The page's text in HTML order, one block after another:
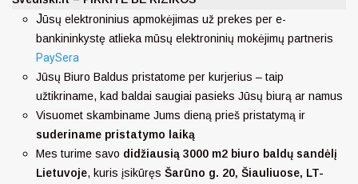
Jūsų elektroninius apmokėjimas už prekes per e-
bankininkystę atlieka mūsų elektroninių mokėjimų partneris
PaySera
Jūsų Biuro Baldus pristatome per kurjerius – taip
užtikriname, kad baldai saugiai pasieks Jūsų biurą ar namus
Visuomet skambiname Jums dieną prieš pristatymą ir
suderiname pristatymo laiką
Mes turime savo didžiausią 3000 m2 biuro baldų sandėlį
Lietuvoje, kuris įsikūręs Šarūno g. 20, Šiauliuose, LT-